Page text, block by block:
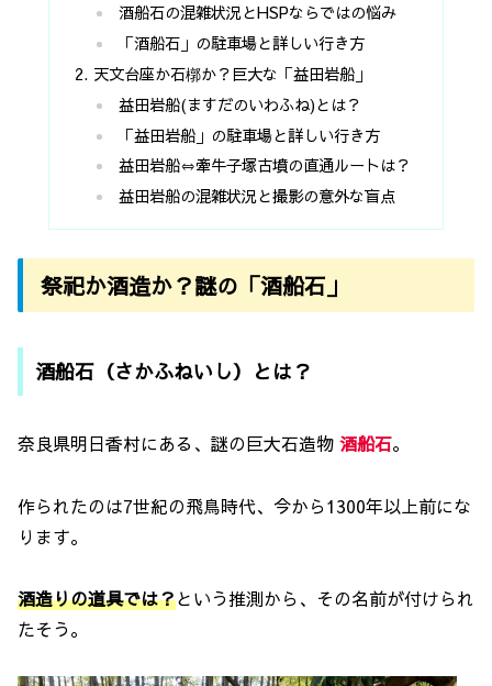
酒船石の混雑状況とHSPならではの悩み
「酒船石」の駐車場と詳しい行き方
天文台座か石槨か？巨大な「益田岩船」
益田岩船(ますだのいわふね)とは？
「益田岩船」の駐車場と詳しい行き方
益田岩船⇔牽牛子塚古墳の直通ルートは？
益田岩船の混雑状況と撮影の意外な盲点
祭祀か酒造か？謎の「酒船石」
酒船石（さかふねいし）とは？
奈良県明日香村にある、謎の巨大石造物 酒船石。
作られたのは7世紀の飛鳥時代、今から1300年以上前にな
ります。
酒造りの道具では？という推測から、その名前が付けられ
たそう。